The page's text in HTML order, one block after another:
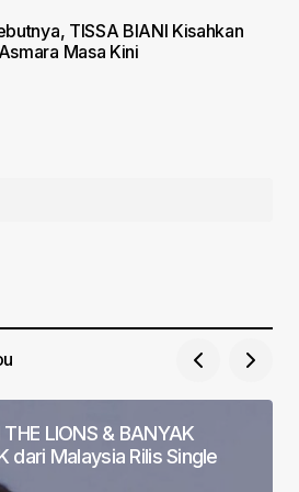
TISSA BIANI Kisahkan
Masa Kini
LIONS & BANYAK
dari Malaysia Rilis Single